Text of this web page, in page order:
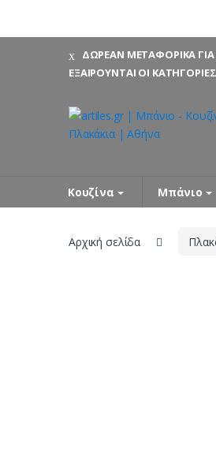
ΔΩΡΕΑΝ ΜΕΤΑΦΟΡΙΚΑ
ΕΞΑΙΡΟΥΝΤΑΙ ΟΙ
Κουζίνα Μπάνιο
Αρχική σελίδα